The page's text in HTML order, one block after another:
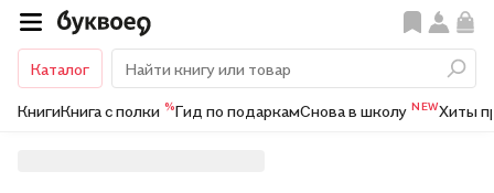
Каталог
КнигиКнига с полки %Гид по подаркамСнова в школу NEWХиты